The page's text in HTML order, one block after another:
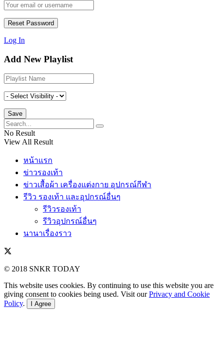
Log In
Add New Playlist
No Result
View All Result
หน้าแรก
ข่าวรองเท้า
ข่าวเสื้อผ้า เครื่องแต่งกาย อุปกรณ์กีฬา
รีวิว รองเท้า และอุปกรณ์อื่นๆ
รีวิวรองเท้า
รีวิวอุปกรณ์อื่นๆ
นานาเรื่องราว
© 2018 SNKR TODAY
This website uses cookies. By continuing to use this website you are
giving consent to cookies being used. Visit ourPrivacy and Cookie
Policy. I Agree